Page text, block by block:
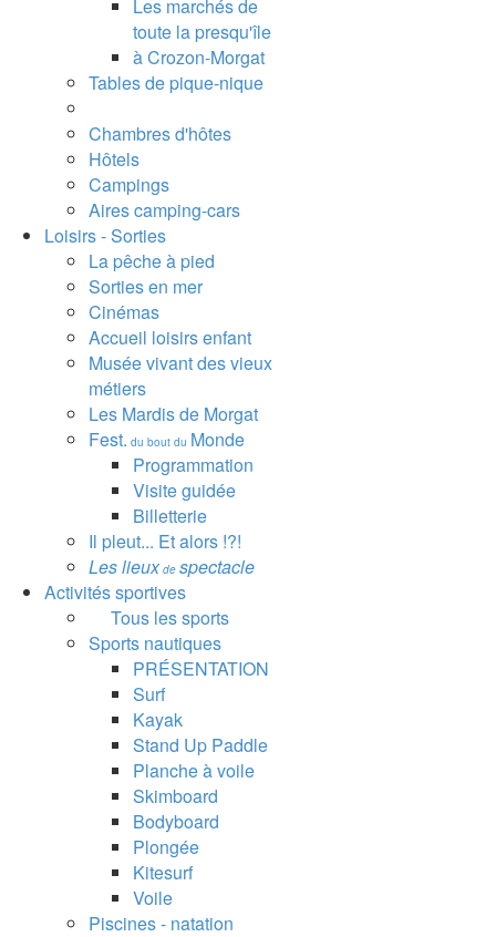
Les marchés de
toute la presqu'île
à Crozon-Morgat
Tables de pique-nique
Chambres d'hôtes
Hôtels
Campings
Aires camping-cars
Loisirs - Sorties
La pêche à pied
Sorties en mer
Cinémas
Accueil loisirs enfant
Musée vivant des vieux
métiers
Les Mardis de Morgat
Fest. du bout du Monde
Programmation
Visite guidée
Billetterie
Il pleut... Et alors !?!
Les lieuxde spectacle
Activités sportives
Tous les sports
Sports nautiques
PRÉSENTATION
Surf
Kayak
Stand Up Paddle
Planche à voile
Skimboard
Bodyboard
Plongée
Kitesurf
Voile
Piscines - natation